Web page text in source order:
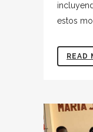
estos
READ